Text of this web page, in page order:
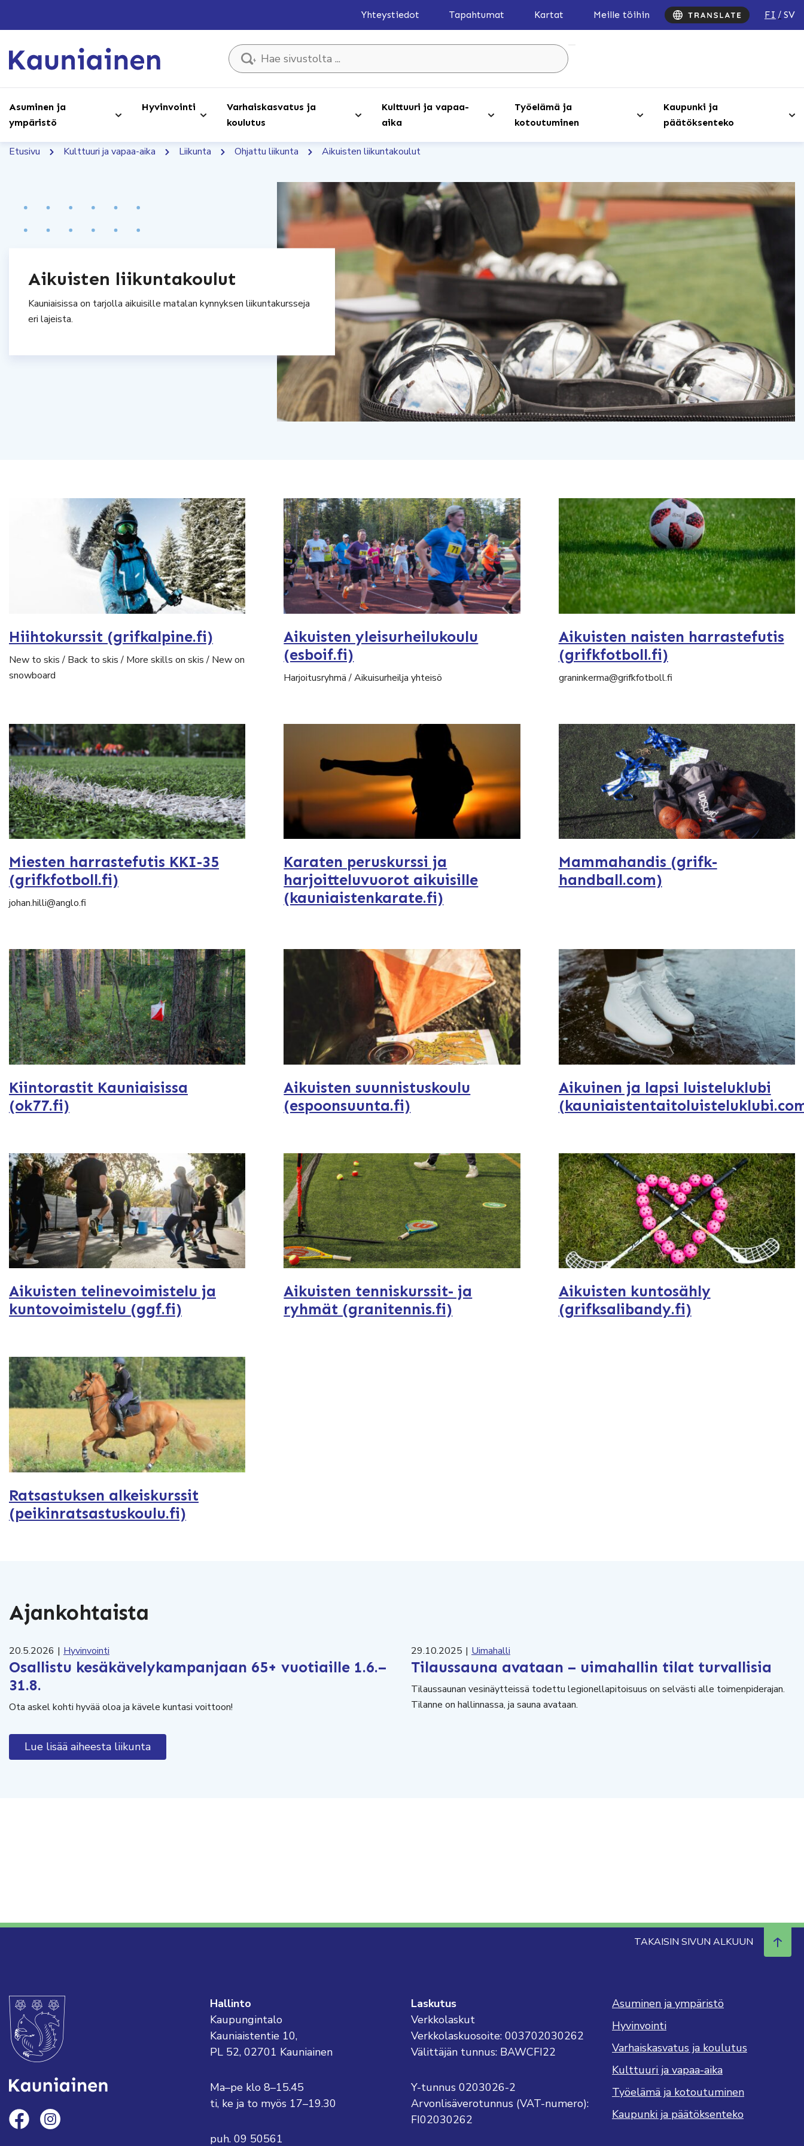
Yhteystiedot Tapahtumat Kartat Meille töihin FI SV
Hae sivustolta ...
Asuminen ja
ympäristö
Hyvinvointi
Varhaiskasvatus ja
koulutus
Kulttuuri ja vapaa-
aika
Työelämä ja
kotoutuminen
Kaupunki ja
päätöksenteko
Etusivu Kulttuuri ja vapaa-aika Liikunta Ohjattu liikunta Aikuisten liikuntakoulut
Aikuisten liikuntakoulut
Kauniaisissa on tarjolla aikuisille matalan kynnyksen liikuntakursseja
eri lajeista.
Hiihtokurssit (grifkalpine.fi)
New to skis / Back to skis / More skills on skis / New on
snowboard
Aikuisten yleisurheilukoulu
(esboif.fi)
Harjoitusryhmä / Aikuisurheilja yhteisö
Aikuisten naisten harrastefutis
(grifkfotboll.fi)
graninkerma@grifkfotboll.fi
Miesten harrastefutis KKI-35
(grifkfotboll.fi)
johan.hilli@anglo.fi
Karaten peruskurssi ja
harjoitteluvuorot aikuisille
(kauniaistenkarate.fi)
Mammahandis (grifk-
handball.com)
Kiintorastit Kauniaisissa
(ok77.fi)
Aikuisten suunnistuskoulu
(espoonsuunta.fi)
Aikuinen ja lapsi luisteluklubi
Aikuisten telinevoimistelu ja
kuntovoimistelu (ggf.fi)
Aikuisten tenniskurssit- ja
ryhmät (granitennis.fi)
Aikuisten kuntosähly
(grifksalibandy.fi)
Ratsastuksen alkeiskurssit
(peikinratsastuskoulu.fi)
Ajankohtaista
20.5.2026 | Hyvinvointi
Osallistu kesäkävelykampanjaan 65+ vuotiaille 1.6.–
31.8.
Ota askel kohti hyvää oloa ja kävele kuntasi voittoon!
29.10.2025 | Uimahalli
Tilaussauna avataan – uimahallin tilat turvallisia
Tilaussaunan vesinäytteissä todettu legionellapitoisuus on selvästi alle toimenpiderajan.
Tilanne on hallinnassa, ja sauna avataan.
Lue lisää aiheesta liikunta
TAKAISIN SIVUN ALKUUN
Hallinto
Kaupungintalo
Kauniaistentie 10,
PL 52, 02701 Kauniainen
Ma–pe klo 8–15.45
ti, ke ja to myös 17–19.30
puh. 09 50561
Laskutus
Verkkolaskut
Verkkolaskuosoite: 003702030262
Välittäjän tunnus: BAWCFI22
Y-tunnus 0203026-2
Arvonlisäverotunnus (VAT-numero):
FI02030262
Asuminen ja ympäristö
Hyvinvointi
Varhaiskasvatus ja koulutus
Kulttuuri ja vapaa-aika
Työelämä ja kotoutuminen
Kaupunki ja päätöksenteko